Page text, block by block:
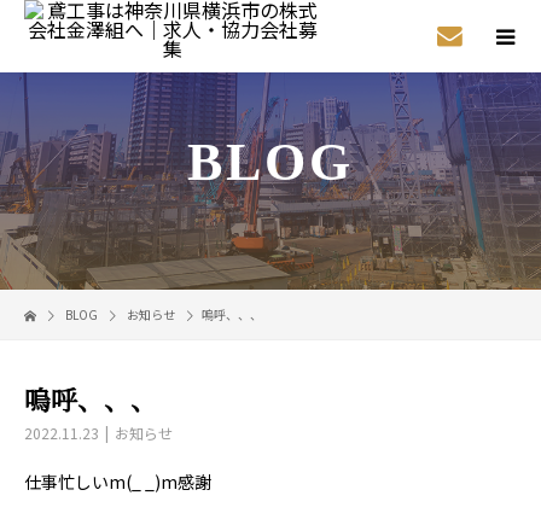
BLOG
BLOG お知らせ 嗚呼、、、
嗚呼、、、
2022.11.23 お知らせ
仕事忙しいm(_ _)m感謝